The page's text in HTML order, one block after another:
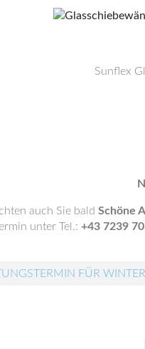
Sunflex
auch Sie bald Schöne
unter Tel.: +43 7239
FÜR